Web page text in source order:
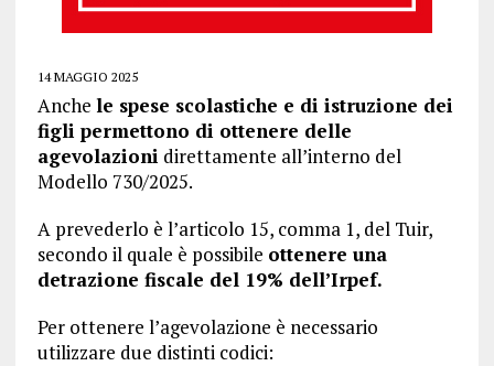
14 MAGGIO 2025
Anche le spese scolastiche e di istruzione dei
figli permettono di ottenere delle
agevolazioni direttamente all’interno del
Modello 730/2025.
A prevederlo è l’articolo 15, comma 1, del Tuir,
secondo il quale è possibile ottenere una
detrazione fiscale del 19% dell’Irpef.
Per ottenere l’agevolazione è necessario
utilizzare due distinti codici: